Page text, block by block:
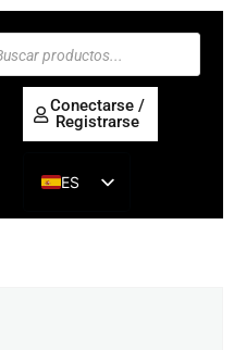
Conectarse /
Registrarse
ES
EN